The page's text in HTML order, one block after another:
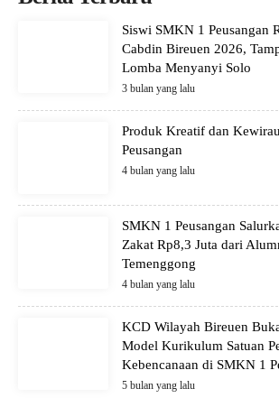
Siswi SMKN 1 Peusangan
Cabdin Bireuen 2026,
Lomba Menyanyi Solo
3 bulan yang lalu
Produk Kreatif dan
Peusangan
4 bulan yang lalu
SMKN 1 Peusangan
Zakat Rp8,3 Juta dari
Temenggong
4 bulan yang lalu
KCD Wilayah Bireuen
Model Kurikulum Satuan
Kebencanaan di SMKN 1
5 bulan yang lalu